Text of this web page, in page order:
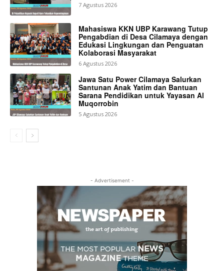
7 Agustus 2026
Mahasiswa KKN UBP Karawang Tutup
Pengabdian di Desa Cilamaya dengan
Edukasi Lingkungan dan Penguatan
Kolaborasi Masyarakat
6 Agustus 2026
Jawa Satu Power Cilamaya Salurkan
Santunan Anak Yatim dan Bantuan
Sarana Pendidikan untuk Yayasan Al
Muqorrobin
5 Agustus 2026
- Advertisement -